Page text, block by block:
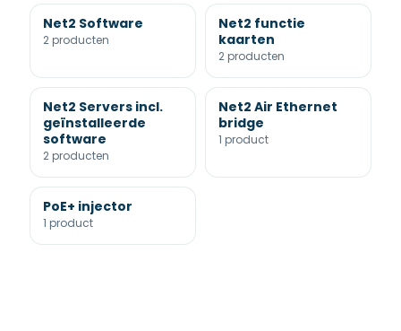
Net2 Software
2 producten
Net2 functie
kaarten
2 producten
Net2 Servers incl.
geïnstalleerde
software
2 producten
Net2 Air Ethernet
bridge
1 product
PoE+ injector
1 product